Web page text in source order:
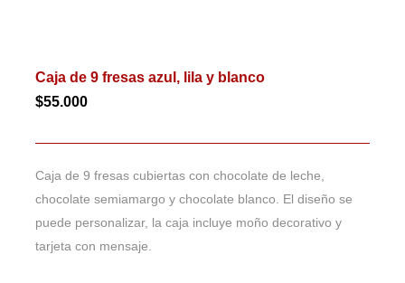
Caja de 9 fresas azul, lila y blanco
$55.000
Caja de 9 fresas cubiertas con chocolate de leche,
chocolate semiamargo y chocolate blanco. El diseño se
puede personalizar, la caja incluye moño decorativo y
tarjeta con mensaje.